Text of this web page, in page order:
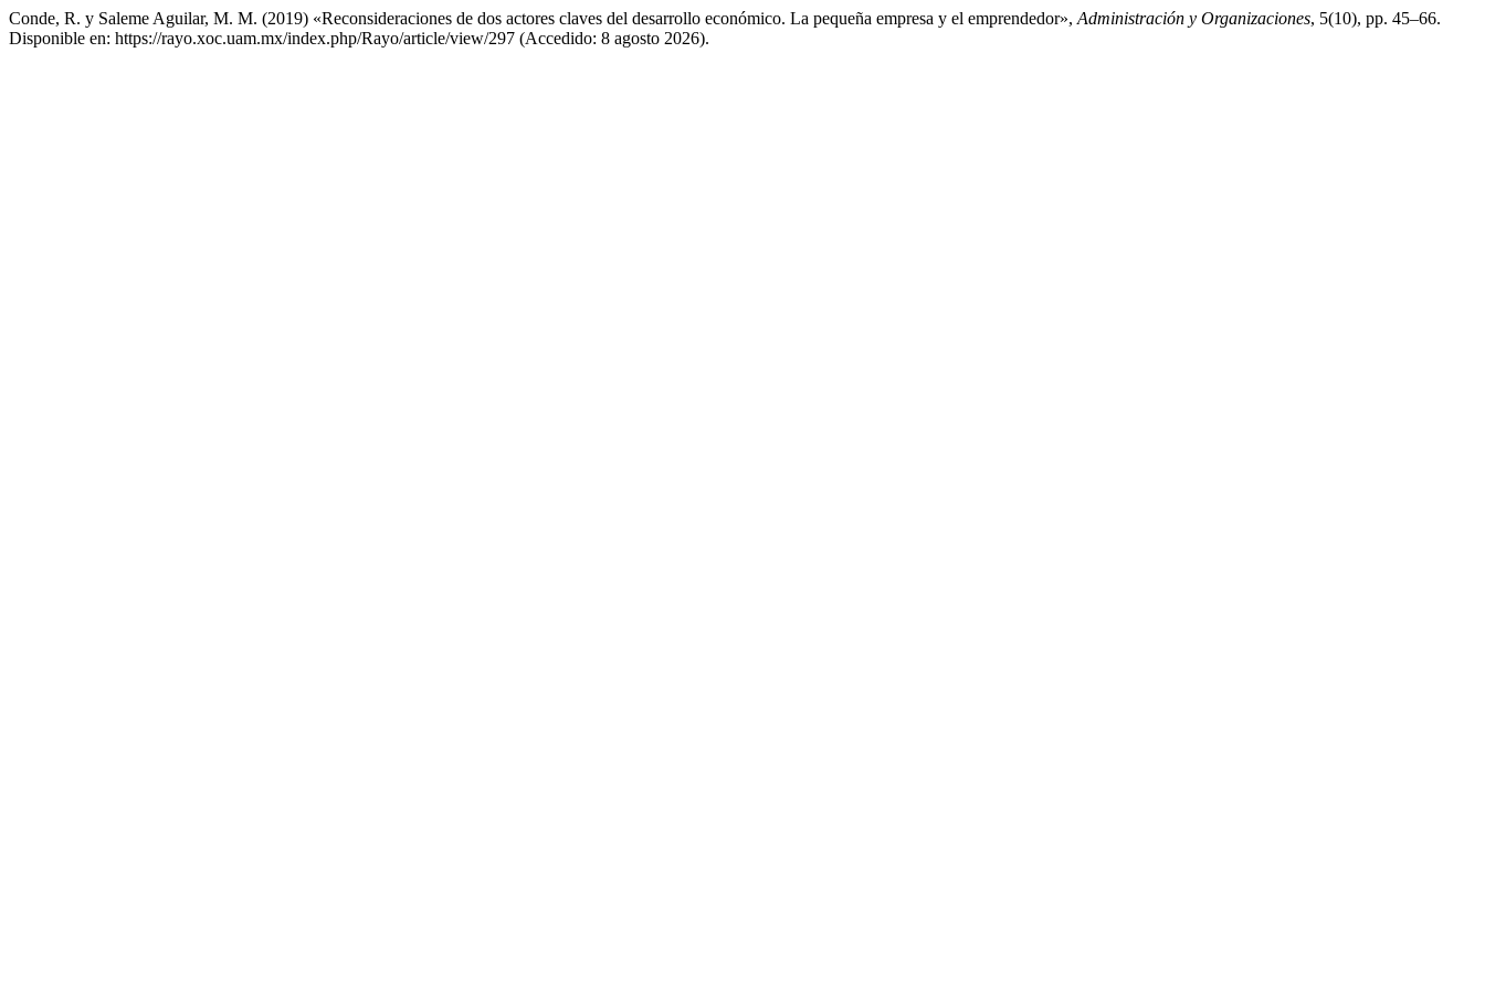
Conde, R. y Saleme Aguilar, M. M. (2019) «Reconsideraciones de dos actores claves del desarrollo económico. La pequeña empresa y el emprendedor», Administración y Organizaciones, 5(10), pp. 45–66.
Disponible en: https://rayo.xoc.uam.mx/index.php/Rayo/article/view/297 (Accedido: 8 agosto 2026).